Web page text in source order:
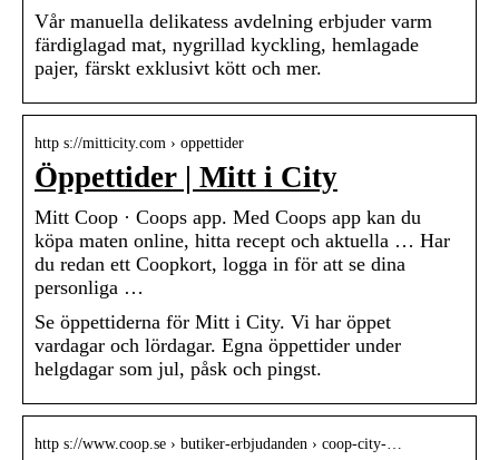
Vår manuella delikatess avdelning erbjuder varm
färdiglagad mat, nygrillad kyckling, hemlagade
pajer, färskt exklusivt kött och mer.
http s://mitticity.com › oppettider
Öppettider | Mitt i City
Mitt Coop · Coops app. Med Coops app kan du
köpa maten online, hitta recept och aktuella … Har
du redan ett Coopkort, logga in för att se dina
personliga …
Se öppettiderna för Mitt i City. Vi har öppet
vardagar och lördagar. Egna öppettider under
helgdagar som jul, påsk och pingst.
http s://www.coop.se › butiker-erbjudanden › coop-city-…